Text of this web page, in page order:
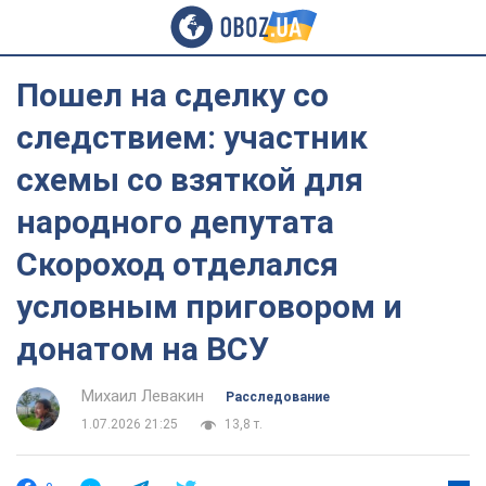
Пошел на сделку со
следствием: участник
схемы со взяткой для
народного депутата
Скороход отделался
условным приговором и
донатом на ВСУ
Михаил Левакин
Расследование
1.07.2026 21:25
13,8 т.